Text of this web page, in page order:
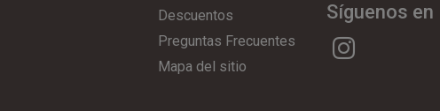
Descuentos
Preguntas Frecuentes
Mapa del sitio
Síguenos en